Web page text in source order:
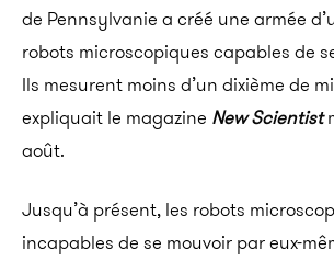
de Pennsylvanie a créé une armée
robots microscopiques capables de
Ils mesurent moins d’un dixième de
expliquait le magazine New Scientist
août.
Jusqu’à présent, les robots
incapables de se mouvoir par eux-